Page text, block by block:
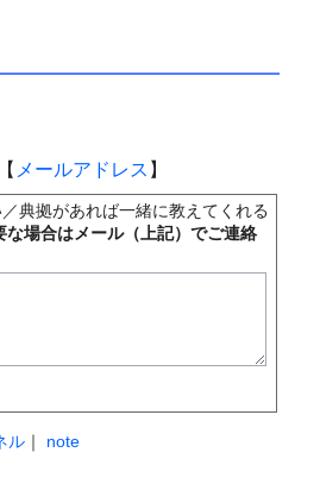
メールアドレス 】
典拠があれば一緒に教えてくれる
場合はメール（上記）でご連絡
ル ｜ note